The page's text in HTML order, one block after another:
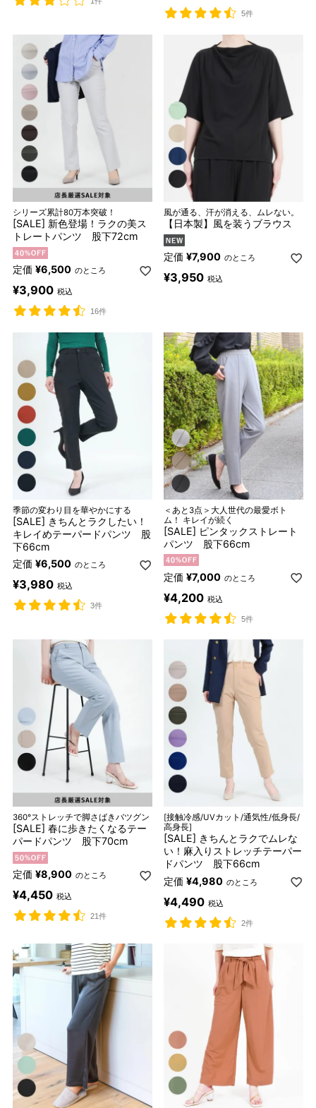
5件
シリーズ累計80万本突破！
[SALE] 新色登場！ラクの美ス
トレートパンツ 股下72cm
定価 ¥6,500 のところ
¥3,900 税込
16件
風が通る、汗が消える、ムレない。
【日本製】風を装うブラウス
定価 ¥7,900 のところ
¥3,950 税込
季節の変わり目を華やかにする
[SALE] きちんとラクしたい！
キレイめテーパードパンツ 股
下66cm
定価 ¥6,500 のところ
¥3,980 税込
3件
＜あと3点＞大人世代の最愛ボト
ム！ キレイが続く
[SALE] ピンタックストレート
パンツ 股下66cm
定価 ¥7,000 のところ
¥4,200 税込
5件
360°ストレッチで脚さばきバツグン
[SALE] 春に歩きたくなるテー
パードパンツ 股下70cm
定価 ¥8,900 のところ
¥4,450 税込
21件
[接触冷感/UVカット/通気性/低身長/
高身長]
[SALE] きちんとラクでムレな
い！麻入りストレッチテーパー
ドパンツ 股下66cm
定価 ¥4,980 のところ
¥4,490 税込
2件